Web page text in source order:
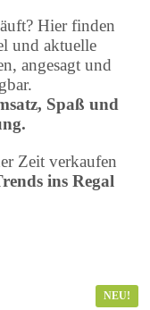
Hier finden
und aktuelle
angesagt und
Spaß und
Zeit verkaufen
ins Regal
NEU!